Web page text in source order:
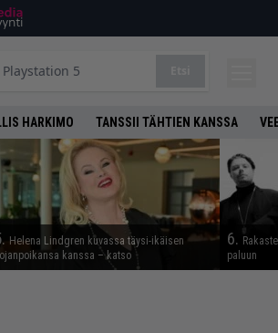
HARKIMO TANSSII TÄHTIEN KANSSA
Helena Lindgren kuvassa täysi-ikäisen
kanssa – katso
6.
paluun